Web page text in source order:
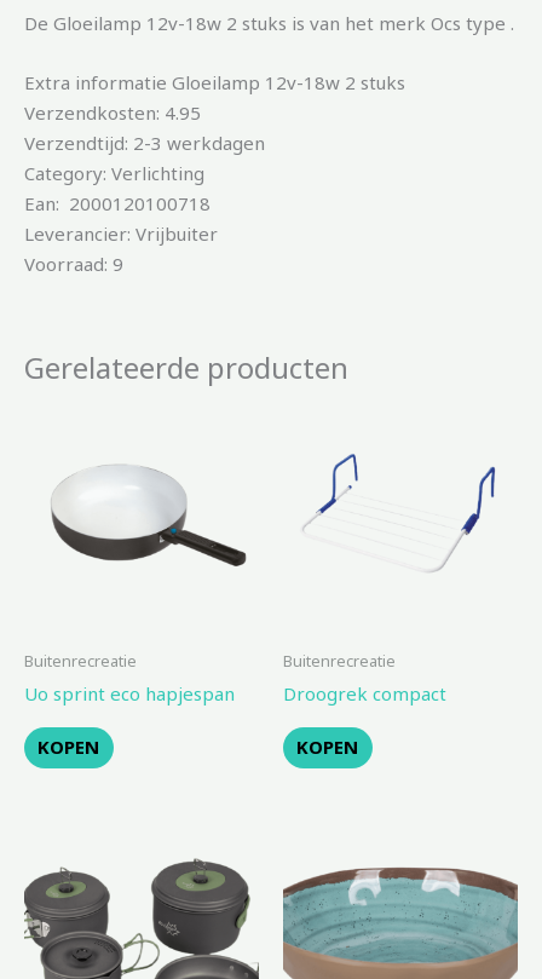
De Gloeilamp 12v-18w 2 stuks is van het merk Ocs type .
Extra informatie Gloeilamp 12v-18w 2 stuks
Verzendkosten: 4.95
Verzendtijd: 2-3 werkdagen
Category: Verlichting
Ean: 2000120100718
Leverancier: Vrijbuiter
Voorraad: 9
Gerelateerde producten
Buitenrecreatie
Uo sprint eco hapjespan
KOPEN
Buitenrecreatie
Droogrek compact
KOPEN